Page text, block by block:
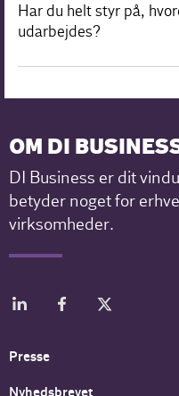
Har du helt styr på,
udarbejdes?
OM DI
DI Business er dit
betyder noget for
virksomheder.
Presse
Nyhedsbrevet